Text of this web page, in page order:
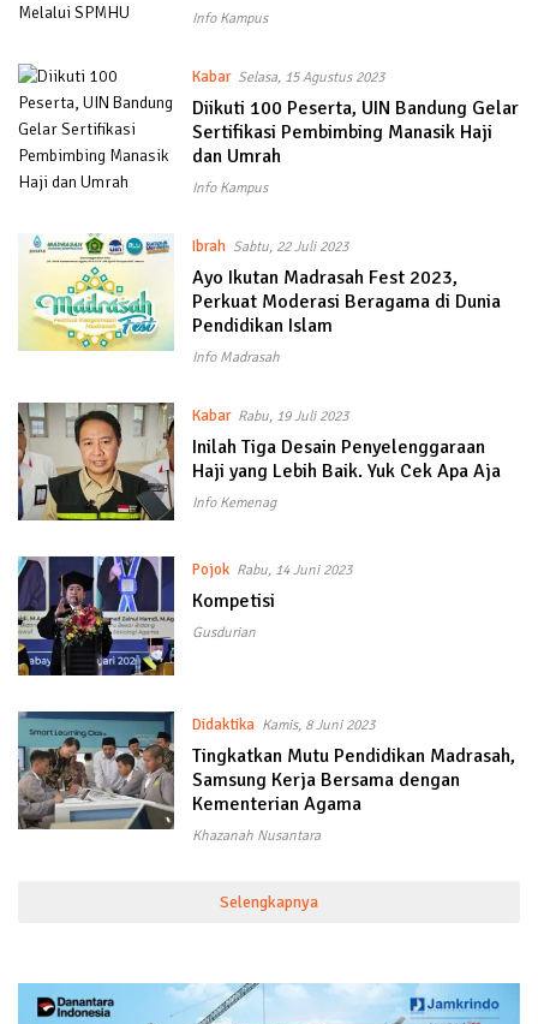
Info Kampus
Kabar Selasa, 15 Agustus 2023
Diikuti 100 Peserta, UIN Bandung Gelar
Sertifikasi Pembimbing Manasik Haji
dan Umrah
Info Kampus
Ibrah Sabtu, 22 Juli 2023
Ayo Ikutan Madrasah Fest 2023,
Perkuat Moderasi Beragama di Dunia
Pendidikan Islam
Info Madrasah
Kabar Rabu, 19 Juli 2023
Inilah Tiga Desain Penyelenggaraan
Haji yang Lebih Baik. Yuk Cek Apa Aja
Info Kemenag
Pojok Rabu, 14 Juni 2023
Kompetisi
Gusdurian
Didaktika Kamis, 8 Juni 2023
Tingkatkan Mutu Pendidikan Madrasah,
Samsung Kerja Bersama dengan
Kementerian Agama
Khazanah Nusantara
Selengkapnya